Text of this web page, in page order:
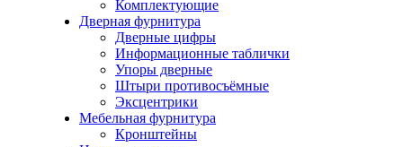
Комплектующие
Дверная фурнитура
Дверные цифры
Информационные таблички
Упоры дверные
Штыри противосъёмные
Эксцентрики
Мебельная фурнитура
Кронштейны